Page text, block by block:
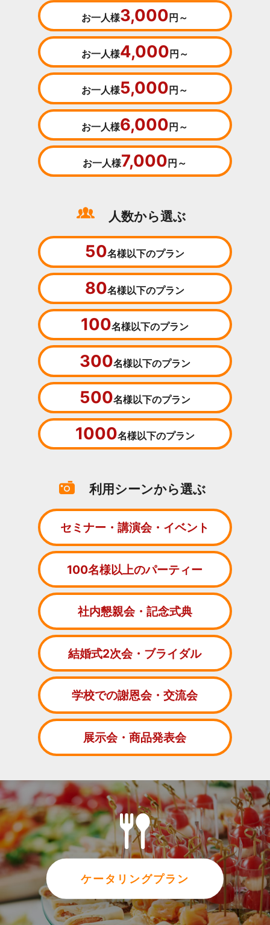
お一人様3,000円～
お一人様4,000 円～
お一人様5,000 円～
お一人様6,000円～
お一人様7,000 円～
人数から選ぶ
50名様以下のプラン
80名様以下のプラン
100名様以下のプラン
300名様以下のプラン
500名様以下のプラン
1000名様以下のプラン
利用シーンから選ぶ
セミナー・講演会・イベント
100名様以上のパーティー
社内懇親会・記念式典
結婚式2次会・ブライダル
学校での謝恩会・交流会
展示会・商品発表会
ケータリングプラン